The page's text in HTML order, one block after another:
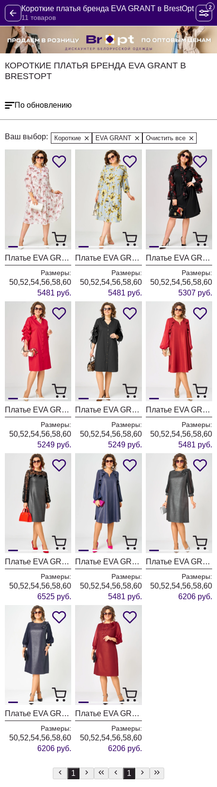
Короткие платья бренда EVA GRANT в BrestOpt
11 товаров
2
КОРОТКИЕ ПЛАТЬЯ БРЕНДА EVA GRANT В
BRESTOPT
По обновлению
Ваш выбор: Короткие EVA GRANT Очистить все
Платье EVA GRANT 7281Е белый + цветочный принт
Размеры:
50,52,54,56,58,60
5481 руб.
Платье EVA GRANT 7281Е нежно-голубой + цветоный принт
Размеры:
50,52,54,56,58,60
5481 руб.
Платье EVA GRANT 7229 черный+принт
Размеры:
50,52,54,56,58,60
5307 руб.
Платье EVA GRANT 7102 красный
Размеры:
50,52,54,56,58,60
5249 руб.
Платье EVA GRANT 7102 черный
Размеры:
50,52,54,56,58,60
5249 руб.
Платье EVA GRANT 7322 А красный
Размеры:
50,52,54,56,58,60
5481 руб.
Платье EVA GRANT 7284С
Размеры:
50,52,54,56,58,60
6525 руб.
Платье EVA GRANT 7322 А синий баклажан
Размеры:
50,52,54,56,58,60
5481 руб.
Платье EVA GRANT 7310D графит
Размеры:
50,52,54,56,58,60
6206 руб.
Платье EVA GRANT 7310D синий баклажан
Размеры:
50,52,54,56,58,60
6206 руб.
Платье EVA GRANT 7310D красный
Размеры:
50,52,54,56,58,60
6206 руб.
1 1